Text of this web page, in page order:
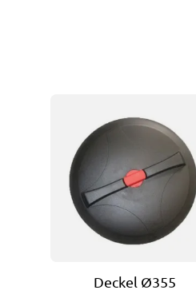
Deckel Ø355